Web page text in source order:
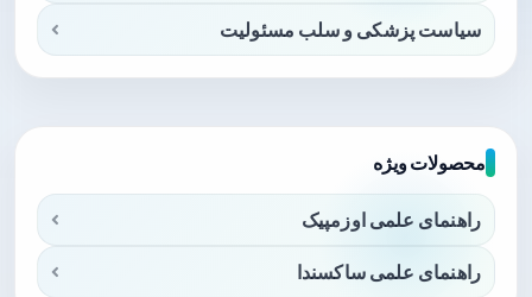
سیاست پزشکی و سلب مسئولیت
محصولات ویژه
راهنمای علمی اوزمپیک
راهنمای علمی ساکسندا